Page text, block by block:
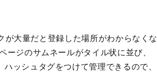
大量だと登録した場所がわからなくな
ージのサムネールがタイル状に並び、
ッシュタグをつけて管理できるので、